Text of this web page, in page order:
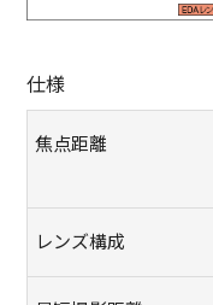
仕様
焦点距離
レンズ構成